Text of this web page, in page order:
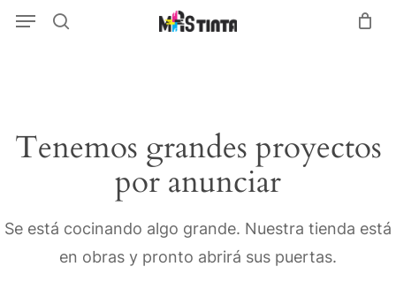
SkipMenu
Tenemos grandes proyectos
por anunciar
Se está cocinando algo grande. Nuestra tienda está
en obras y pronto abrirá sus puertas.
Menu